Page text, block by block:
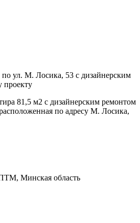
по ул. М. Лосика, 53 с дизайнерским
проекту
81,5 м2 с дизайнерским ремонтом
по адресу М. Лосика,
Минская область